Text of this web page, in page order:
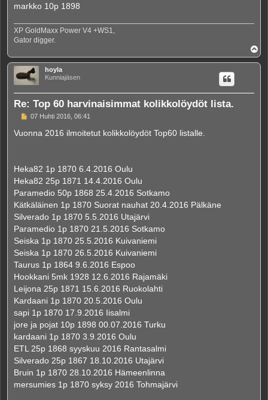
markko 10p 1898
XP GoldMaxx Power V4 +WS1,
Gator digger.
l
ö
hoyla
Kunniajäsen
Re: Top 60 harvinaisimmat kolikkolöydöt lista.
V
e
07 Huhti 2016, 06:41
Vuonna 2016 ilmoitetut kolikkolöydöt Top60 listalle.
Heka82 1p 1870 6.4.2016 Oulu
Heka82 25p 1871 14.4.2016 Oulu
Paramedio 50p 1868 25.4.2016 Sotkamo
Kätkäläinen 1p 1870 Suorat nauhat 20.4.2016 Pälkäne
Silverado 1p 1870 5.5.2016 Utajärvi
Paramedio 1p 1870 21.5.2016 Sotkamo
Seiska 1p 1870 25.5.2016 Kuivaniemi
Seiska 1p 1870 26.5.2016 Kuivaniemi
Taurus 1p 1864 9.6.2016 Espoo
Hookkani 5mk 1928 12.6.2016 Rajamäki
Leijona 25p 1871 15.6.2016 Ruokolahti
Kardaani 1p 1870 20.5.2016 Oulu
sapi 1p 1870 17.9.2016 Iisalmi
jore ja pojat 10p 1898 00.07.2016 Turku
kardaani 1p 1870 3.9.2016 Oulu
ETL 25p 1868 syyskuu 2016 Rantasalmi
Silverado 25p 1867 18.10.2016 Utajärvi
Bruin 1p 1870 28.10.2016 Hämeenlinna
mersumies 1p 1870 syksy 2016 Tohmajärvi